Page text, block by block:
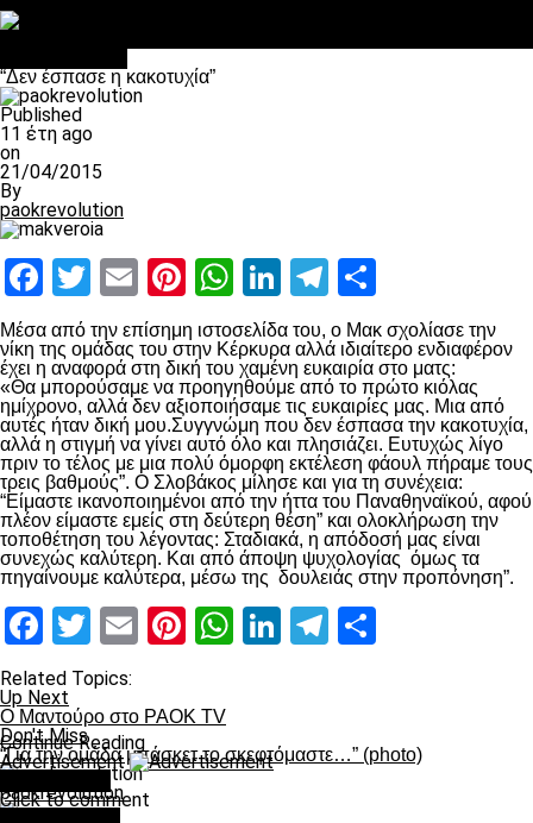
“Δεν έσπασε η κακοτυχία”
Published
11 έτη ago
on
21/04/2015
By
paokrevolution
Facebook
Twitter
EmailPinterest
WhatsApp
LinkedIn
Telegram
Μέσα από την επίσημη ιστοσελίδα του, ο Μακ σχολίασε την
νίκη της ομάδας του στην Κέρκυρα αλλά ιδιαίτερο ενδιαφέρον
έχει η αναφορά στη δική του χαμένη ευκαιρία στο ματς:
«Θα μπορούσαμε να προηγηθούμε από το πρώτο κιόλας
ημίχρονο, αλλά δεν αξιοποιήσαμε τις ευκαιρίες μας. Μια από
αυτές ήταν δική μου.Συγγνώμη που δεν έσπασα την κακοτυχία,
αλλά η στιγμή να γίνει αυτό όλο και πλησιάζει. Ευτυχώς λίγο
πριν το τέλος με μια πολύ όμορφη εκτέλεση φάουλ πήραμε τους
τρεις βαθμούς”. Ο Σλοβάκος μίλησε και για τη συνέχεια:
“Είμαστε ικανοποιημένοι από την ήττα του Παναθηναϊκού, αφού
πλέον είμαστε εμείς στη δεύτερη θέση” και ολοκλήρωση την
τοποθέτηση του λέγοντας: Σταδιακά, η απόδοσή μας είναι
συνεχώς καλύτερη. Και από άποψη ψυχολογίας όμως τα
πηγαίνουμε καλύτερα, μέσω της δουλειάς στην προπόνηση”.
Facebook
Twitter
EmailPinterest
WhatsApp
LinkedIn
Telegram
Related Topics:
Up Next
Ο Μαντούρο στο PAOK TV
Don't Miss
“Για την ομάδα μπάσκετ το σκεφτόμαστε…” (photo)
paokrevolution
Continue Reading
Advertisement
Click to comment